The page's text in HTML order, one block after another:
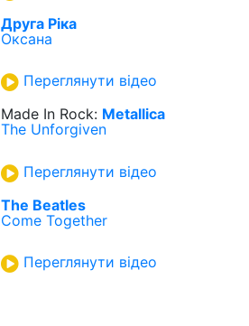
Друга Ріка
Оксана
Переглянути відео
Made In Rock: Metallica
The Unforgiven
Переглянути відео
The Beatles
Come Together
Переглянути відео